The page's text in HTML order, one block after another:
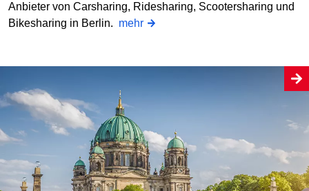
Anbieter von Carsharing, Ridesharing, Scootersharing und
Bikesharing in Berlin. mehr